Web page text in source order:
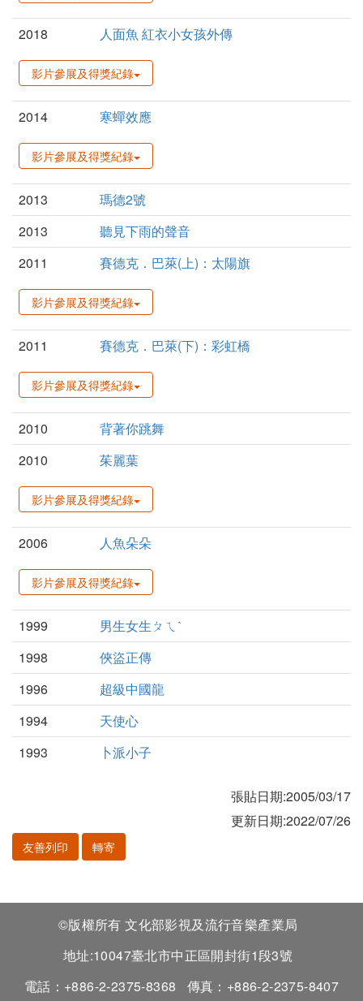
2018 人面魚 紅衣小女孩外傳
影片參展及得獎紀錄
2014 寒蟬效應
影片參展及得獎紀錄
2013
瑪德2號
2013
聽見下雨的聲音
2011
賽德克．巴萊(上)：太陽旗
影片參展及得獎紀錄
2011 賽德克．巴萊(下)：彩虹橋
影片參展及得獎紀錄
2010
背著你跳舞
2010
茱麗葉
影片參展及得獎紀錄
2006 人魚朵朵
影片參展及得獎紀錄
1999
男生女生ㄆㄟˋ
1998
俠盜正傳
1996
超級中國龍
1994
天使心
1993
卜派小子
張貼日期:2005/03/17
更新日期:2022/07/26
友善列印 轉寄
©版權所有 文化部影視及流行音樂產業局
地址:10047臺北市中正區開封街1段3號
電話：+886-2-2375-8368
傳真：+886-2-2375-8407